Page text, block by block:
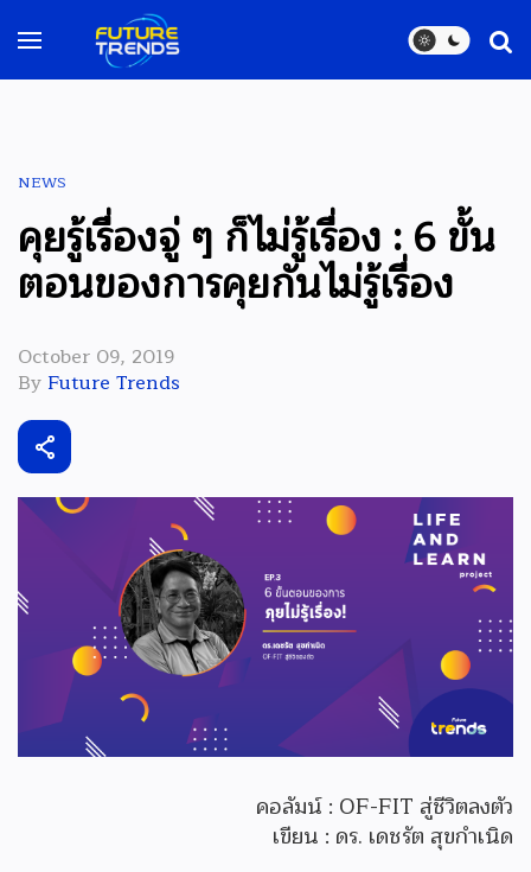
NEWS
คุยรู้เรื่องจู่ ๆ ก็ไม่รู้เรื่อง : 6 ขั้น
ตอนของการคุยกันไม่รู้เรื่อง
October 09, 2019
By Future Trends
คอลัมน์ : OF-FIT สู่ชีวิตลงตัว
เขียน : ดร. เดชรัต สุขกำเนิด